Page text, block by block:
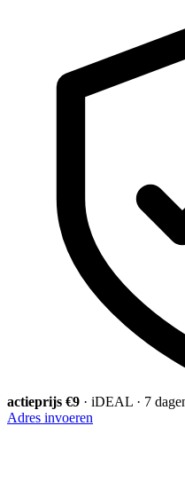
actieprijs €9 · iDEAL · 7
Adres invoeren